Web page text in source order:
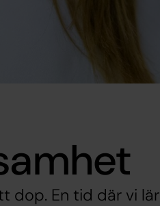
dop. En tid där vi lär